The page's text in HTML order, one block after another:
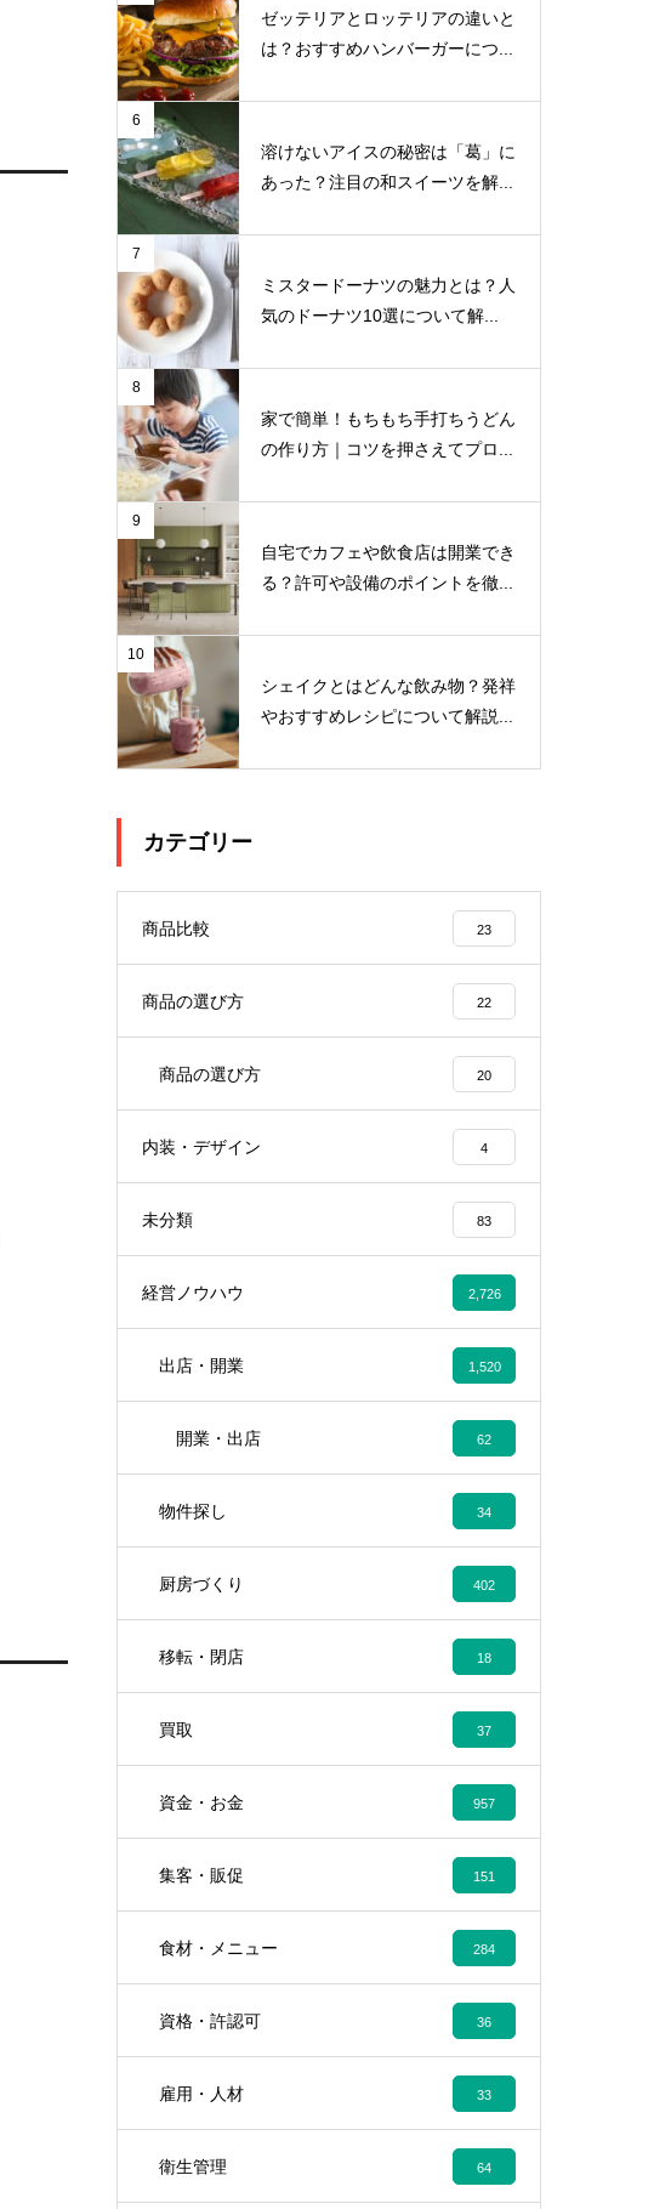
ゼッテリアとロッテリアの違いと
は？おすすめハンバーガーにつ...
6
溶けないアイスの秘密は「葛」に
あった？注目の和スイーツを解...
7
ミスタードーナツの魅力とは？人
気のドーナツ10選について解...
8
家で簡単！もちもち手打ちうどん
の作り方｜コツを押さえてプロ...
9
自宅でカフェや飲食店は開業でき
る？許可や設備のポイントを徹...
10
シェイクとはどんな飲み物？発祥
やおすすめレシピについて解説...
カテゴリー
商品比較 23
商品の選び方 22
商品の選び方 20
内装・デザイン 4
未分類 83
経営ノウハウ 2,726
出店・開業 1,520
開業・出店 62
物件探し 34
厨房づくり 402
移転・閉店 18
買取 37
資金・お金 957
集客・販促 151
食材・メニュー 284
資格・許認可 36
雇用・人材 33
衛生管理 64